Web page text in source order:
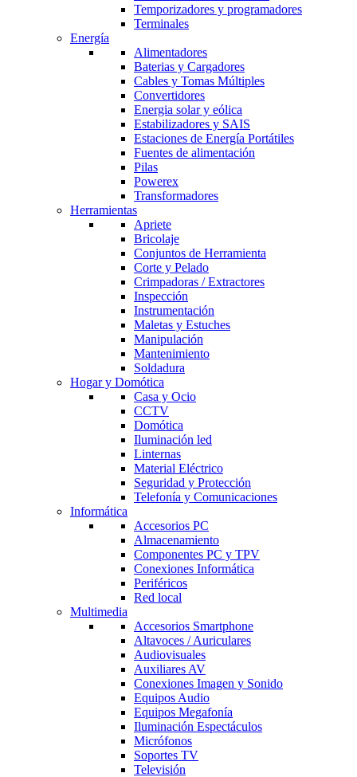
Temporizadores y programadores
Terminales
Energía
Alimentadores
Baterias y Cargadores
Cables y Tomas Múltiples
Convertidores
Energia solar y eólica
Estabilizadores y SAIS
Estaciones de Energía Portátiles
Fuentes de alimentación
Pilas
Powerex
Transformadores
Herramientas
Apriete
Bricolaje
Conjuntos de Herramienta
Corte y Pelado
Crimpadoras / Extractores
Inspección
Instrumentación
Maletas y Estuches
Manipulación
Mantenimiento
Soldadura
Hogar y Domótica
Casa y Ocio
CCTV
Domótica
Iluminación led
Linternas
Material Eléctrico
Seguridad y Protección
Telefonía y Comunicaciones
Informática
Accesorios PC
Almacenamiento
Componentes PC y TPV
Conexiones Informática
Periféricos
Red local
Multimedia
Accesorios Smartphone
Altavoces / Auriculares
Audiovisuales
Auxiliares AV
Conexiones Imagen y Sonido
Equipos Audio
Equipos Megafonía
Iluminación Espectáculos
Micrófonos
Soportes TV
Televisión